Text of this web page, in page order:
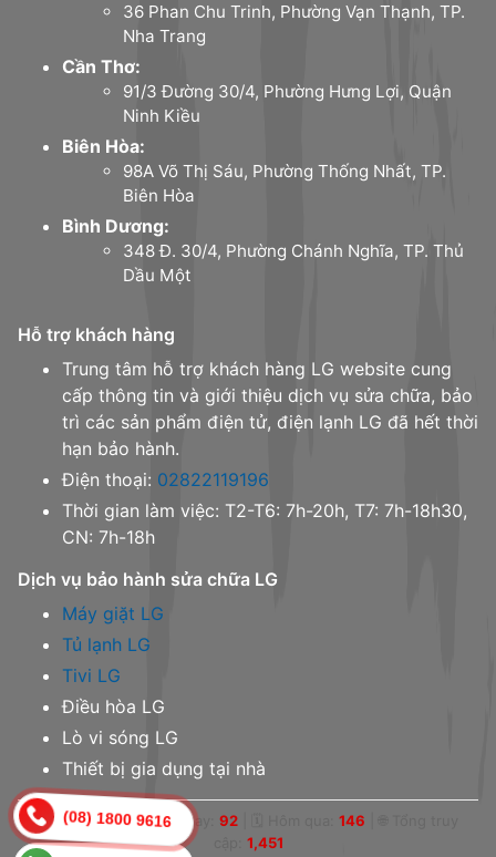
36 Phan Chu Trinh, Phường Vạn Thạnh, TP.
Nha Trang
Cần Thơ:
91/3 Đường 30/4, Phường Hưng Lợi, Quận
Ninh Kiều
Biên Hòa:
98A Võ Thị Sáu, Phường Thống Nhất, TP.
Biên Hòa
Bình Dương:
348 Đ. 30/4, Phường Chánh Nghĩa, TP. Thủ
Dầu Một
Hỗ trợ khách hàng
Trung tâm hỗ trợ khách hàng LG website cung
cấp thông tin và giới thiệu dịch vụ sửa chữa, bảo
trì các sản phẩm điện tử, điện lạnh LG đã hết thời
hạn bảo hành.
Điện thoại: 02822119196
Thời gian làm việc: T2-T6: 7h-20h, T7: 7h-18h30,
CN: 7h-18h
Dịch vụ bảo hành sửa chữa LG
Máy giặt LG
Tủ lạnh LG
Tivi LG
Điều hòa LG
Lò vi sóng LG
Thiết bị gia dụng tại nhà
👁 Online:1|📅 Hôm nay: 92| 146
1,451
(08) 1800 9616